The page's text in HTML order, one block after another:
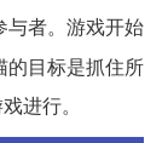
与者。游戏开始
的目标是抓住所
进行。